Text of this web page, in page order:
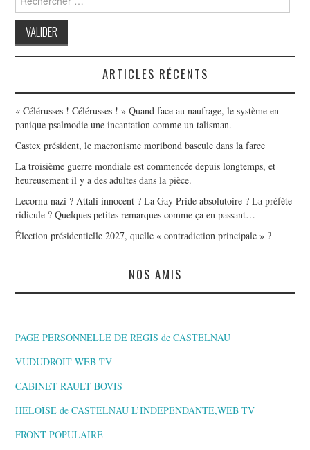
for:
ARTICLES RÉCENTS
« Célérusses ! Célérusses ! » Quand face au naufrage, le système en
panique psalmodie une incantation comme un talisman.
Castex président, le macronisme moribond bascule dans la farce
La troisième guerre mondiale est commencée depuis longtemps, et
heureusement il y a des adultes dans la pièce.
Lecornu nazi ? Attali innocent ? La Gay Pride absolutoire ? La préfète
ridicule ? Quelques petites remarques comme ça en passant…
Élection présidentielle 2027, quelle « contradiction principale » ?
NOS AMIS
PAGE PERSONNELLE DE REGIS de CASTELNAU
VUDUDROIT WEB TV
CABINET RAULT BOVIS
HELOÏSE de CASTELNAU L’INDEPENDANTE,WEB TV
FRONT POPULAIRE